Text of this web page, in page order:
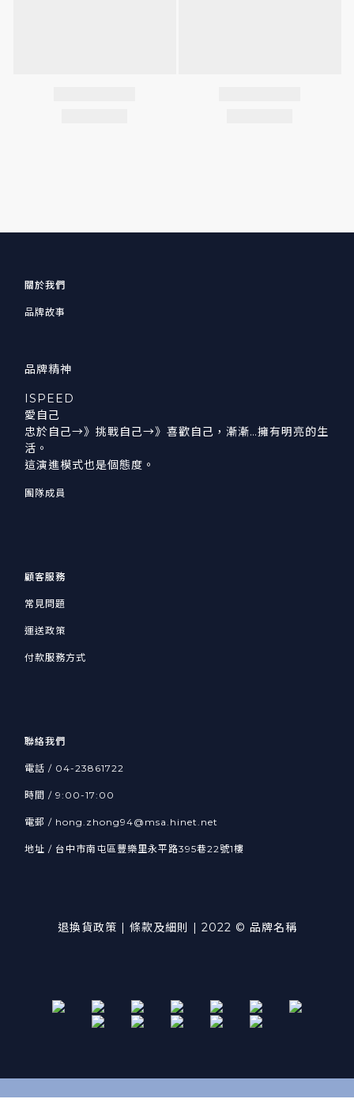
關於我們
品牌故事
品牌精神
ISPEED
愛自己
忠於自己→》挑戰自己→》喜歡自己，漸漸…擁有明亮的生
活。
這演進模式也是個態度。
團隊成員
顧客服務
常見問題
運送政策
付款服務方式
聯絡我們
電話 / 04-23861722
時間 / 9:00-17:00
電郵 / hong.zhong94@msa.hinet.net
地址 / 台中市南屯區豐樂里永平路395巷22號1樓
退換貨政策 | 條款及細則 | 2022 © 品牌名稱